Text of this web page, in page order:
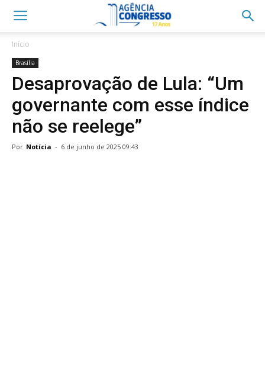
Início
Brasília
Desaprovação de Lula: “Um
governante com esse índice
não se reelege”
Por Notícia - 6 de junho de 2025 09:43